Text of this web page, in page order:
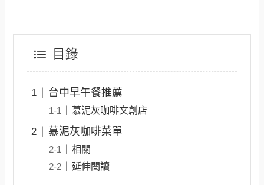
目錄
台中早午餐推薦
慕泥灰咖啡文創店
慕泥灰咖啡菜單
相關
延伸閱讀